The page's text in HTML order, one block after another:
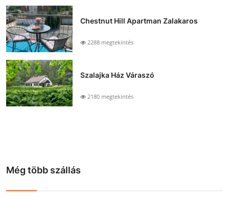
Chestnut Hill Apartman Zalakaros
2288 megtekintés
Szalajka Ház Váraszó
2180 megtekintés
Még több szállás